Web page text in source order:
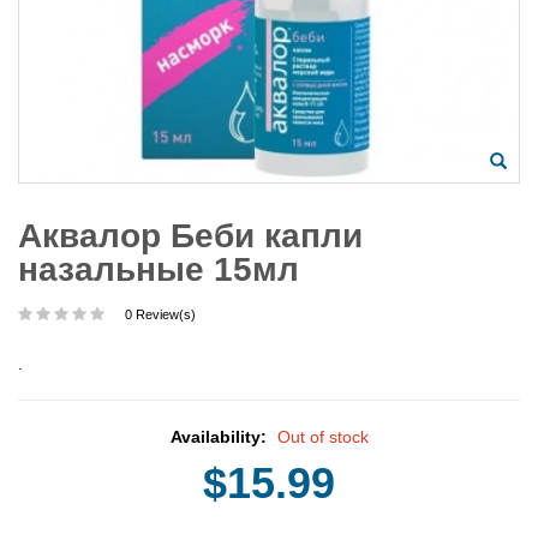
Аквалор Беби капли
назальные 15мл
0 Review(s)
Availability: Out of stock
$15.99